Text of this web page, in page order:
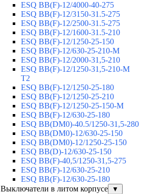
ESQ ВВ(F)-12/4000-40-275
ESQ ВВ(F)-12/3150-31.5-275
ESQ ВВ(F)-12/2500-31.5-275
ESQ ВВ(F)-12/1600-31.5-210
ESQ ВВ(F)-12/1250-25-150
ESQ BB(F)-12/630-25-210-М
ESQ BB(F)-12/2000-31,5-210
ESQ BB(F)-12/1250-31,5-210-М
T2
ESQ BB(F)-12/1250-25-180
ESQ ВВ(F)-12/1250-25-210
ESQ ВВ(F)-12/1250-25-150-М
ESQ BB(F)-12/630-25-180
ESQ ВВ(DM0)-40.5/1250-31,5-280
ESQ ВВ(DM0)-12/630-25-150
ESQ ВВ(DM0)-12/1250-25-150
ESQ BB(D)-12/630-25-150
ESQ ВВ(F)-40,5/1250-31,5-275
ESQ ВВ(F)-12/630-25-210
ESQ ВВ(F)-12/630-25-180
Выключатели в литом корпусе
▼